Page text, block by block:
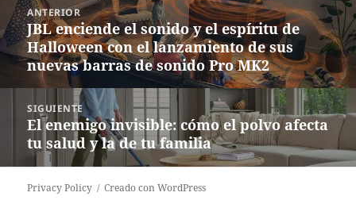
de
entradas
ANTERIOR
Entrada
anterior:
JBL enciende el sonido y el espíritu de
Halloween con el lanzamiento de sus
nuevas barras de sonido Pro MK2
SIGUIENTE
Siguiente
entrada:
El enemigo invisible: cómo el polvo afecta
tu salud y la de tu familia
Privacy Policy Creado con WordPress